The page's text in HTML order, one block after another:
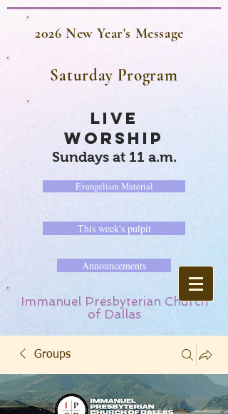
2026 New Year's Message
Saturday Program
LIVE
WORSHIP
Sundays at 11 a.m.
Evangelism Material
This week's pulpit
Announcements
Immanuel Presbyterian Church
of Dallas
Groups